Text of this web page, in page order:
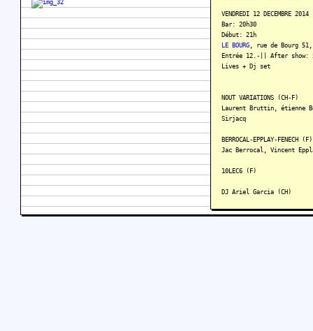
VENDREDI 12 DECEMBRE 2014
Bar: 20h30
Début: 21h
LE BOURG , rue de Bourg 51,
Entrée 12.-|| After show:
Lives + Dj set
NOUT VARIATIONS (CH-F)
Laurent Bruttin, étienne
Sirjacq
BERROCAL-EPPLAY-FENECH (F)
Jac Berrocal, Vincent
10LEC6 (F)
DJ Ariel Garcia (CH)